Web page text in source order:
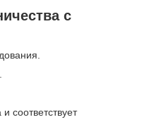
с
соответствует